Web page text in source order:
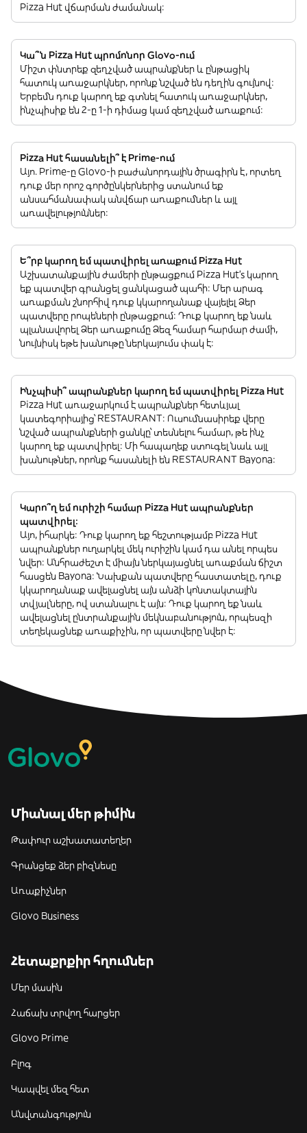
Pizza Hut վճարման ժամանակ:
Կա՞ն Pizza Hut պրոմոնոր Glovo-ում
Միշտ փնտրեք զեղչված ապրանքներ և ընթացիկ
հատուկ առաջարկներ, որոնք նշված են դեղին գույնով:
Երբեմն դուք կարող եք գտնել հատուկ առաջարկներ,
ինչպիսիք են 2-ը 1-ի դիմաց կամ զեղչված առաքում:
Pizza Hut հասանելի՞ է Prime-ում
Այո. Prime-ը Glovo-ի բաժանորդային ծրագիրն է, որտեղ
դուք մեր որոշ գործընկերներից ստանում եք
անսահմանափակ անվճար առաքումներ և այլ
առավելություններ:
Ե՞րբ կարող եմ պատվիրել առաքում Pizza Hut
Աշխատանքային ժամերի ընթացքում Pizza Hut’s կարող
եք պատվեր գրանցել ցանկացած պահի: Մեր արագ
առաքման շնորհիվ դուք կկարողանաք վայելել Ձեր
պատվերը րոպեների ընթացքում: Դուք կարող եք նաև
պլանավորել Ձեր առաքումը Ձեզ համար հարմար ժամի,
նույնիսկ եթե խանութը ներկայումս փակ է:
Ինչպիսի՞ ապրանքներ կարող եմ պատվիրել Pizza Hut
Pizza Hut առաջարկում է ապրանքներ հետևյալ
կատեգորիայից՝ RESTAURANT: Ուսումնասիրեք վերը
նշված ապրանքների ցանկը՝ տեսնելու համար, թե ինչ
կարող եք պատվիրել: Մի հապաղեք ստուգել նաև այլ
խանութներ, որոնք հասանելի են RESTAURANT Bayona:
Կարո՞ղ եմ ուրիշի համար Pizza Hut ապրանքներ
պատվիրել:
Այո, իհարկե: Դուք կարող եք հեշտությամբ Pizza Hut
ապրանքներ ուղարկել մեկ ուրիշին կամ դա անել որպես
նվեր: Անհրաժեշտ է միայն ներկայացնել առաքման ճիշտ
հասցեն Bayona: Նախքան պատվերը հաստատելը, դուք
կկարողանաք ավելացնել այն անձի կոնտակտային
տվյալները, ով ստանալու է այն: Դուք կարող եք նաև
ավելացնել ընտրանքային մեկնաբանություն, որպեսզի
տեղեկացնեք առաքիչին, որ պատվերը նվեր է:
Միանալ մեր թիմին
Թափուր աշխատատեղեր
Գրանցեք ձեր բիզնեսը
Առաքիչներ
Glovo Business
Հետաքրքիր հղումներ
Մեր մասին
Հաճախ տրվող հարցեր
Glovo Prime
Բլոգ
Կապվել մեզ հետ
Անվտանգություն